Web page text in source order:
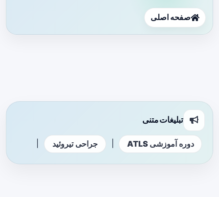
صفحه اصلی
تبلیغات متنی
دوره آموزشی ATLS جراحی تیروئید